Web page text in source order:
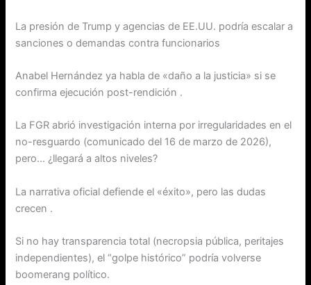
La presión de Trump y agencias de EE.UU. podría escalar a
sanciones o demandas contra funcionarios
Anabel Hernández ya habla de «daño a la justicia» si se
confirma ejecución post-rendición .
La FGR abrió investigación interna por irregularidades en el
no-resguardo (comunicado del 16 de marzo de 2026),
pero… ¿llegará a altos niveles?
La narrativa oficial defiende el «éxito», pero las dudas
crecen .
Si no hay transparencia total (necropsia pública, peritajes
independientes), el “golpe histórico” podría volverse
boomerang político.